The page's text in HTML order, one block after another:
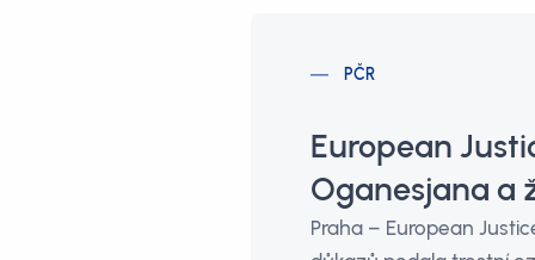
PČR
European
Oganesjana a
Praha – European